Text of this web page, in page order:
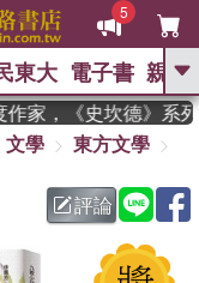
5
GO
、 高希均教授回憶錄
暑期推薦 、 國際布克
方念華 、 台灣的李
數學女孩：黎曼猜想 、
東大 電子書 親子
，《史坎德》系列
文學
東方文學
評論